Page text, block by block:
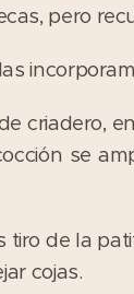
pero
criadero,
se
de la
cojas.